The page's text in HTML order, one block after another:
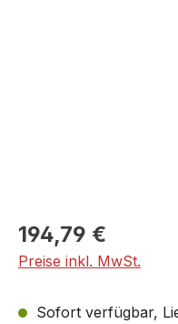
194,79 €
Preise inkl. MwSt.
Sofort verfügbar,